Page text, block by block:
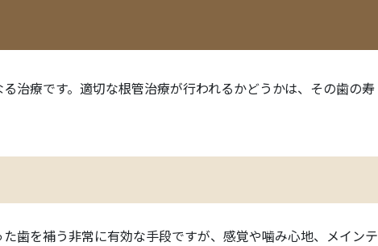
治療です。適切な根管治療が行われるかどうかは、その歯の寿
歯を補う非常に有効な手段ですが、感覚や噛み心地、メインテ